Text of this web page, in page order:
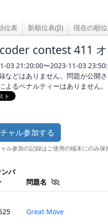
位表 新順位表(β) 現在の順
contest 411
03 21:20:00〜2023-11-03
などはありません。問題が公開
よるペナルティーはありません。
ャル参加する
ル参加の記録はご使用の端末にのみ
バ
問題名
Great Move